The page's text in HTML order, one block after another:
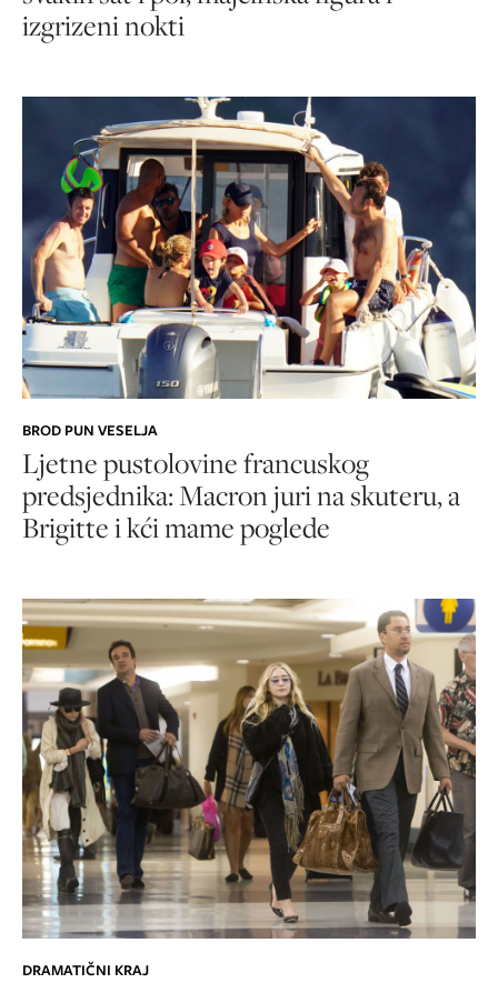
izgrizeni nokti
BROD PUN VESELJA
Ljetne pustolovine francuskog
predsjednika: Macron juri na skuteru, a
Brigitte i kći mame poglede
DRAMATIČNI KRAJ